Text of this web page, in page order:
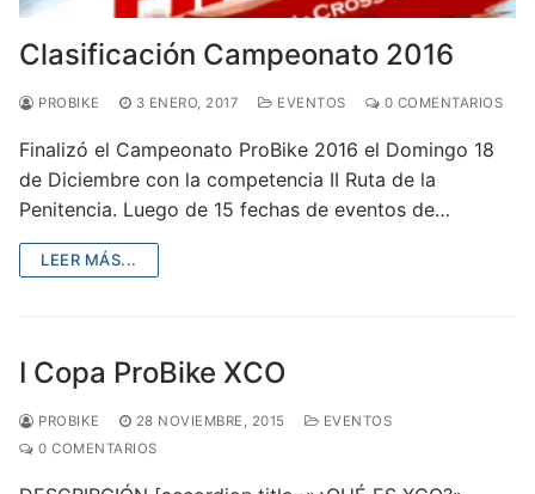
Clasificación Campeonato 2016
PROBIKE 3 ENERO, 2017 EVENTOS 0 COMENTARIOS
Finalizó el Campeonato ProBike 2016 el Domingo 18
de Diciembre con la competencia II Ruta de la
Penitencia. Luego de 15 fechas de eventos de…
LEER MÁS...
I Copa ProBike XCO
PROBIKE 28 NOVIEMBRE, 2015
EVENTOS
0 COMENTARIOS